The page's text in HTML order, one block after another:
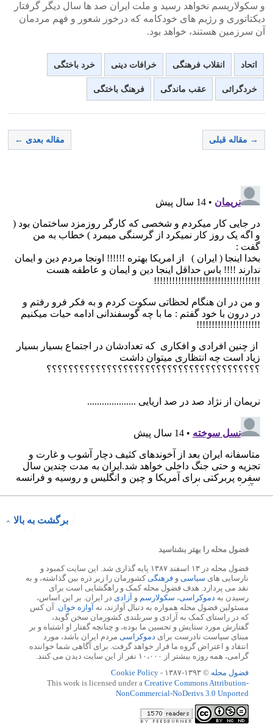
و سکولاریسم نخواهد رسید و ملت ایران صد ها سال دیگر گرفتار
دیکتاتوری و رژیم های خودکامه که درخور شعور و فهم مردمان
آن سرزمین هستند، خواهد بود.
اتحاد انقلاب فرهنگی خرافات دینی خرد باختگی
خردگرائی عقب ماندگی فرهنگ باختگی
→ مقاله قبلی مقاله بعدی ←
برگشت به بالا
فضول محله را بهتر بشناسید
فضول محله در ۱۳ اسفند ۱۳۸۷ پایه گذاری شد. این سایت کمبود و
نارسایی های سیاسی و فرهنگیکشورمان را زیر ذره بین گذاشته، و به
نقد می پردازد. هدف فضول محله کمک و راهگشایی است برای
رسیدن به دموکراسی، سکولارسم و آزادی در ایران. بر این اساس،
مسئولین فضول محله همواره به دنبال آوازند، نه آوازه خوان. آن کس
که در راستای کمک به آزادی و سربلندی کشورمان سخن گوید،
گفتارش مورد ستایش و تحسین ما بوده، و چنانچه گفتار او اشتباه و بر
مبنای سیاست نادرست برای دموکراسی مردم ایران باشد، مورد
انتقاد و اعتراض گروه ما قرار خواهد گرفت. برای آگاهی شما خواننده
گرامی، همه روزه بیشتر از ۱۰،۰۰۰ نفر از این سایت دیدن می کنند.
فضول محله © ۱۳۹۳-۱۳۸۷ -
Cookie Policy
This work is licensed under a Creative Commons Attribution-
NonCommercial-NoDerivs 3.0 Unported